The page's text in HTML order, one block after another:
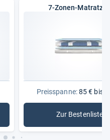
7-Zonen-
Preisspanne:85 € bis
Zur Bestenliste
: 7-